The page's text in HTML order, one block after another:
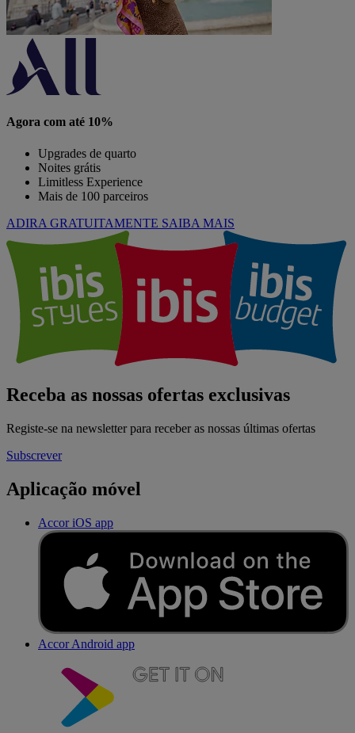
Agora com até 10%
Upgrades de quarto
Noites grátis
Limitless Experience
Mais de 100 parceiros
ADIRA GRATUITAMENTE SAIBA MAIS
Receba as nossas ofertas exclusivas
Registe-se na newsletter para receber as nossas últimas ofertas
Subscrever
Aplicação móvel
Accor iOS app
Accor Android app